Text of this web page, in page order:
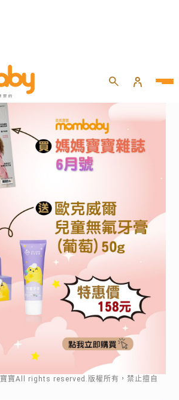
寶All rights reserved.版權所有，禁止擅自